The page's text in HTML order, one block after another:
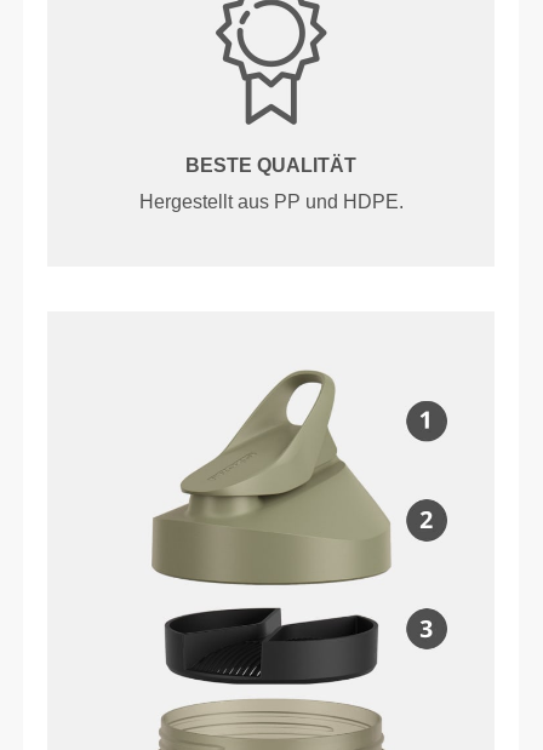
BESTE QUALITÄT
Hergestellt aus PP und HDPE.